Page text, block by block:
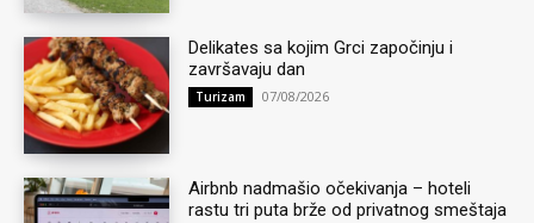
Delikates sa kojim Grci započinju i
završavaju dan
Turizam 07/08/2026
Airbnb nadmašio očekivanja – hoteli
rastu tri puta brže od privatnog smeštaja